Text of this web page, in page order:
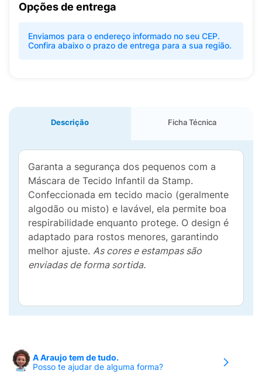
Opções de entrega
Enviamos para o endereço informado no seu CEP.
Confira abaixo o prazo de entrega para a sua região.
Descrição Ficha Técnica
Garanta a segurança dos pequenos com a
Máscara de Tecido Infantil da Stamp.
Confeccionada em tecido macio (geralmente
algodão ou misto) e lavável, ela permite boa
respirabilidade enquanto protege. O design é
adaptado para rostos menores, garantindo
melhor ajuste. As cores e estampas são
enviadas de forma sortida.
A Araujo tem de tudo.
Posso te ajudar de alguma forma?